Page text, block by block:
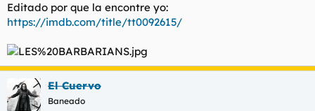
Editado por que la encontre yo:
https://imdb.com/title/tt0092615/
El Cuervo
Baneado